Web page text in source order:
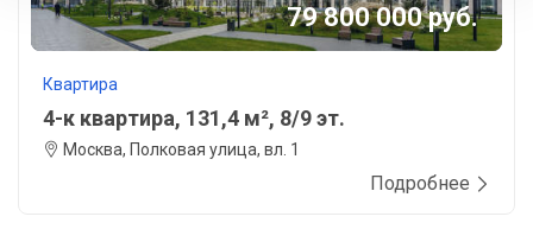
79 800 000 руб.
Квартира
4-к квартира, 131,4 м², 8/9 эт.
Москва, Полковая улица, вл. 1
Подробнее